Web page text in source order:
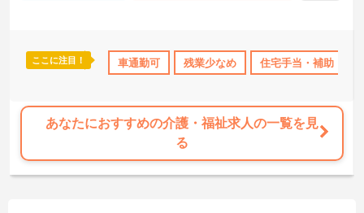
日勤のみ 年間休日110日以上 資格取得サポート 研修制度あり
ここに注目！ 車通勤可 残業少なめ 住宅手当・補助
あなたにおすすめの介護・福祉求人の一覧を見
る